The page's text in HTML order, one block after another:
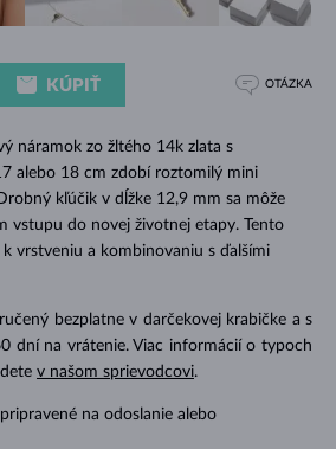
náramok zo žltého 14k zlata s
alebo 18 cm zdobí roztomilý mini
kľúčik v dĺžke 12,9 mm sa môže
vstupu do novej životnej etapy. Tento
vrstveniu a kombinovaniu s ďalšími
bezplatne v darčekovej krabičke a s
dní na vrátenie. Viac informácií o typoch
v našom sprievodcovi.
pripravené na odoslanie alebo
KÚPIŤ OTÁZKA